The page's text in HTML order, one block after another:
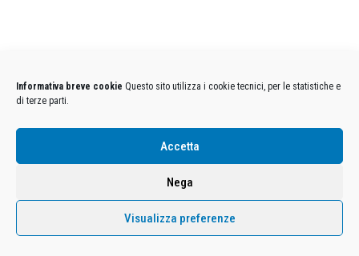
Informativa breve cookie Questo sito utilizza i cookie tecnici, per le statistiche e
di terze parti.
Accetta
Nega
Visualizza preferenze